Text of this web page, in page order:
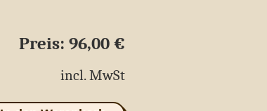
Preis: 96,00 €
incl. MwSt